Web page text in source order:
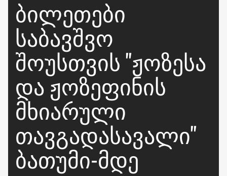
ᲑᲘᲚᲔᲗᲔᲑᲘ
ᲡᲐᲑᲐᲕᲨᲕᲝ
ᲨᲝᲣᲡᲗᲕᲘᲡ "ᲟᲝᲖᲔᲡᲐ
ᲓᲐ ᲟᲝᲖᲔᲤᲘᲜᲘᲡ
ᲛᲮᲘᲐᲠᲣᲚᲘ
ᲗᲐᲕᲒᲐᲓᲐᲡᲐᲕᲐᲚᲘ"
ᲑᲐᲗᲣᲛᲘ-ᲛᲓᲔ